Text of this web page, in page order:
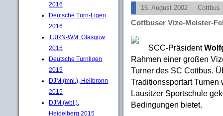
2016
Deutsche Turn-Ligen
2016
TURN-WM, Glasgow
2015
Deutsche Turnligen
2015
DJM (mnl.), Heilbronn
2015
DJM (wbl.),
Heidelberg 2015
16. August 2002 Cottbus
Cottbuser Vize-Meister-
SCC-Präsident
Rahmen einer großen
Turner des SC Cottbus.
Traditionssportart
Lausitzer Sportschule
Bedingungen bietet.